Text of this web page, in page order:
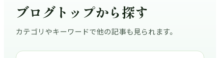
ブログトップから探す
カテゴリやキーワードで他の記事も見られます。